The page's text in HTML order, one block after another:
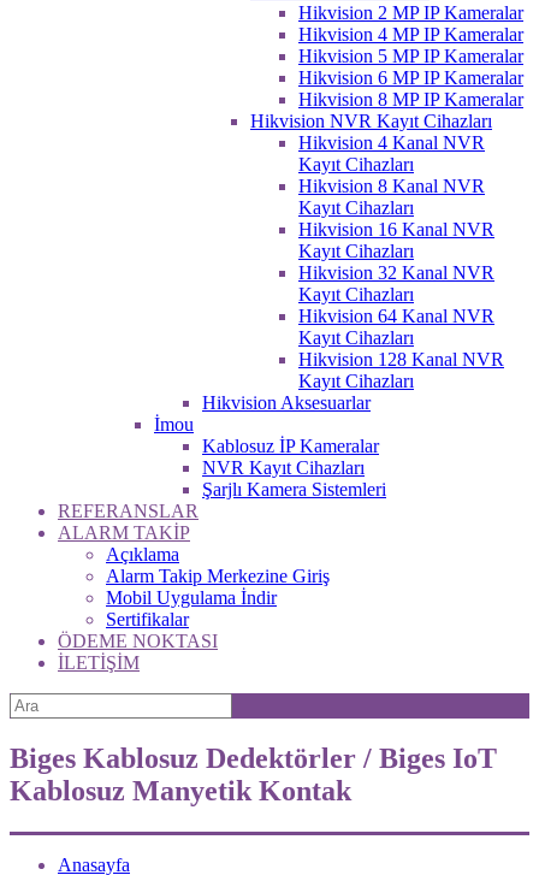
Hikvision 2 MP IP Kameralar
Hikvision 4 MP IP Kameralar
Hikvision 5 MP IP Kameralar
Hikvision 6 MP IP Kameralar
Hikvision 8 MP IP Kameralar
Hikvision NVR Kayıt Cihazları
Hikvision 4 Kanal NVR
Kayıt Cihazları
Hikvision 8 Kanal NVR
Kayıt Cihazları
Hikvision 16 Kanal NVR
Kayıt Cihazları
Hikvision 32 Kanal NVR
Kayıt Cihazları
Hikvision 64 Kanal NVR
Kayıt Cihazları
Hikvision 128 Kanal NVR
Kayıt Cihazları
Hikvision Aksesuarlar
İmou
Kablosuz İP Kameralar
NVR Kayıt Cihazları
Şarjlı Kamera Sistemleri
REFERANSLAR
ALARM TAKİP
Açıklama
Alarm Takip Merkezine Giriş
Mobil Uygulama İndir
Sertifikalar
ÖDEME NOKTASI
İLETİŞİM
Biges Kablosuz Dedektörler / Biges IoT
Kablosuz Manyetik Kontak
Anasayfa